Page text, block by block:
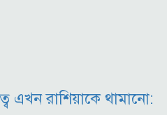
এখন রাশিয়াকে থামানো: